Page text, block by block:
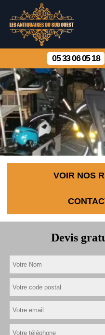
05 33 06 05 18
VOIR NOS
Devis